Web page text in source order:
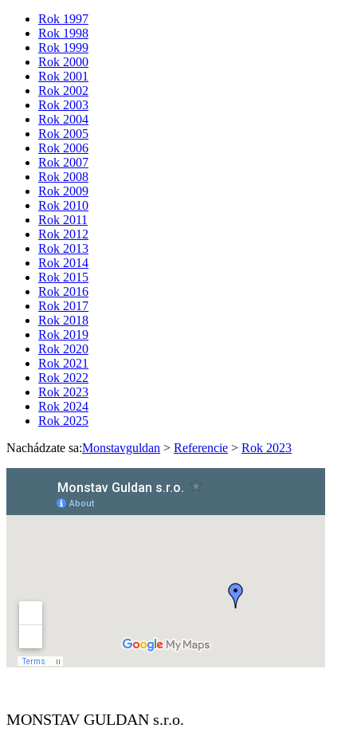
Rok 1997
Rok 1998
Rok 1999
Rok 2000
Rok 2001
Rok 2002
Rok 2003
Rok 2004
Rok 2005
Rok 2006
Rok 2007
Rok 2008
Rok 2009
Rok 2010
Rok 2011
Rok 2012
Rok 2013
Rok 2014
Rok 2015
Rok 2016
Rok 2017
Rok 2018
Rok 2019
Rok 2020
Rok 2021
Rok 2022
Rok 2023
Rok 2024
Rok 2025
Nachádzate sa:Monstavguldan > Referencie > Rok 2023
MONSTAV GULDAN s.r.o.